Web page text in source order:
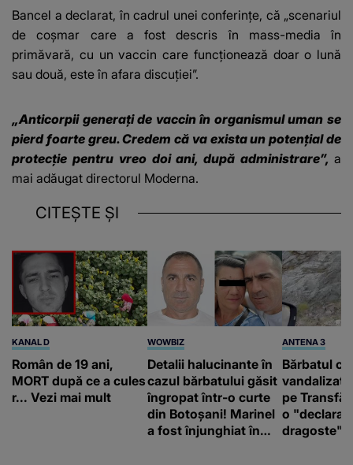
Bancel a declarat, în cadrul unei conferinţe, că „scenariul
de coșmar care a fost descris în mass-media în
primăvară, cu un vaccin care funcționează doar o lună
sau două, este în afara discuției”.
„Anticorpii generați de vaccin în organismul uman se
pierd foarte greu. Credem că va exista un potențial de
protecție pentru vreo doi ani, după administrare”, a
mai adăugat directorul Moderna.
CITEȘTE ȘI
KANAL D
Român de 19 ani,
MORT după ce a cules
r... Vezi mai mult
WOWBIZ
Detalii halucinante în
cazul bărbatului găsit
îngropat într-o curte
din Botoșani! Marinel
a fost înjunghiat în
ANTENA 3
Bărbatul
vandalizat
pe
o
dragoste"